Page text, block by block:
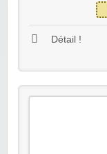
Détail !